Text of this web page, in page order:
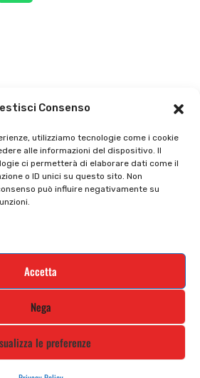
Consenso
utilizziamo tecnologie come i cookie
alle informazioni del dispositivo. Il
ci permetterà di elaborare dati come il
o ID unici su questo sito. Non
può influire negativamente su
Accetta
Nega
le preferenze
Tutti prodotti
Termini e condizioni
newsletter e rimani